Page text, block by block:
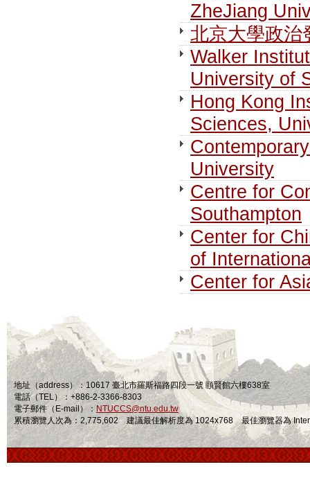
ZheJiang
北京大學政治
Walker
University of
Hong Kong
Sciences,
University
Centre for
Southampton
Center for
of
Center for
地址（address）：10617 臺北市羅斯福路四段一號 頤賢館六樓638室
電話（TEL）：+886-2-3366-8303
電子郵件（E-mail）： NTUCCS@ntu.edu.tw
累積瀏覽人次為：2,775,602 建議最佳解析度為 1024x768 最佳瀏覽器為